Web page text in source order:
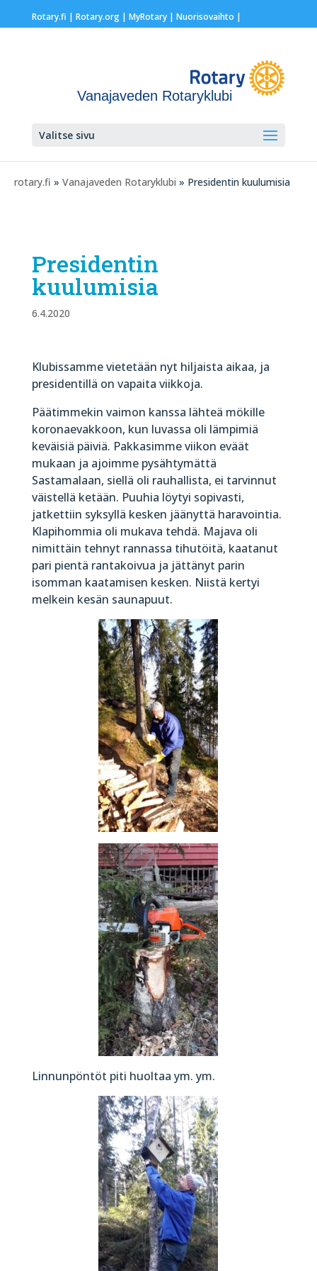
Rotary.fi | Rotary.org| MyRotary | Nuorisovaihto |
Vanajaveden Rotaryklubi
Valitse sivu
rotary.fi » Vanajaveden Rotaryklubi » Presidentin kuulumisia
Presidentin
kuulumisia
6.4.2020
Klubissamme vietetään nyt hiljaista aikaa, ja
presidentillä on vapaita viikkoja.
Päätimmekin vaimon kanssa lähteä mökille
koronaevakkoon, kun luvassa oli lämpimiä
keväisiä päiviä. Pakkasimme viikon eväät
mukaan ja ajoimme pysähtymättä
Sastamalaan, siellä oli rauhallista, ei tarvinnut
väistellä ketään. Puuhia löytyi sopivasti,
jatkettiin syksyllä kesken jäänyttä haravointia.
Klapihommia oli mukava tehdä. Majava oli
nimittäin tehnyt rannassa tihutöitä, kaatanut
pari pientä rantakoivua ja jättänyt parin
isomman kaatamisen kesken. Niistä kertyi
melkein kesän saunapuut.
Linnunpöntöt piti huoltaa ym. ym.